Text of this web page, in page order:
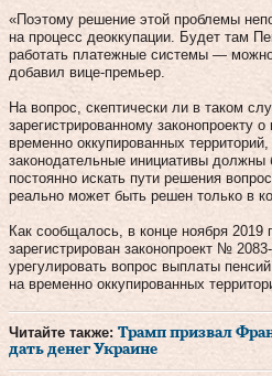
«Поэтому решение этой проблемы
на процесс деоккупации. Будет там
работать платежные системы —
добавил вице-премьер.
На вопрос, скептически ли в таком
зарегистрированному законопроекту
временно оккупированных
законодательные инициативы должны
постоянно искать пути решения
реально может быть решен только в
Как сообщалось, в конце ноября 2019
зарегистрирован законопроект №
урегулировать вопрос выплаты
на временно оккупированных
Читайте также: Трамп призвал
дать денег Украине